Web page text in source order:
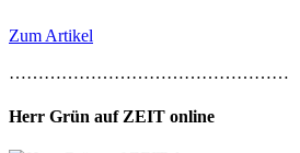
Zum Artikel
…………………………………………
Herr Grün auf ZEIT online